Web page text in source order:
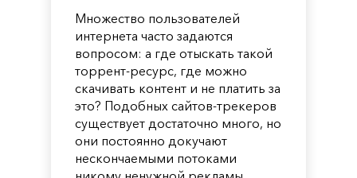
Множество пользователей
интернета часто задаются
вопросом: а где отыскать такой
торрент-ресурс, где можно
скачивать контент и не платить за
это? Подобных сайтов-трекеров
существует достаточно много, но
они постоянно докучают
нескончаемыми потоками